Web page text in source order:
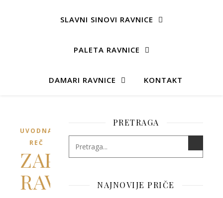
SLAVNI SINOVI RAVNICE
PALETA RAVNICE
DAMARI RAVNICE KONTAKT
UVODNA
REČ
ZAPLOVIMO
RAVNOPLOVOM!
PRETRAGA
NAJNOVIJE PRIČE